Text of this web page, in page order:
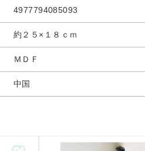
4977794085093
約２５×１８ｃｍ
ＭＤＦ
中国